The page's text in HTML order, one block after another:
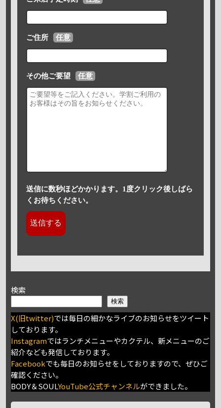
ご住所 任意
その他ご要望 任意
送信に数秒ほどかかります。1度クリック後しばら
くお待ちください。
検索
検索
X(旧twitter)では毎日の細かなライブのお知らせをツイート
しております。
Instagramではランチメニューやカクテル、新メニューのご
紹介なども発信しております。
Facebookでも毎日のお知らせをしておりますので、ぜひご
確認ください。
BODY＆SOULYouTube公式チャンネルができました。